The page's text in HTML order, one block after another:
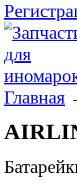
Главная